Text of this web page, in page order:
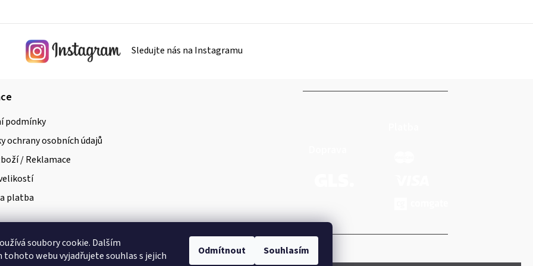
soubory cookie. Dalším
tohoto webu vyjadřujete souhlas s jejich
Odmítnout Souhlasím
Sledujte nás na Instagramu
podmínky
ochrany osobních údajů
/ Reklamace
platba